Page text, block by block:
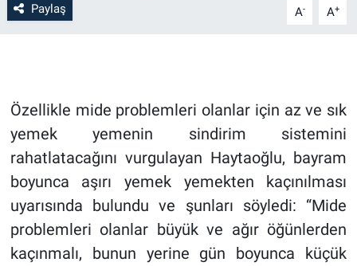
Paylaş A- A+
Özellikle mide problemleri olanlar için az ve sık
yemek yemenin sindirim sistemini
rahatlatacağını vurgulayan Haytaoğlu, bayram
boyunca aşırı yemek yemekten kaçınılması
uyarısında bulundu ve şunları söyledi: “Mide
problemleri olanlar büyük ve ağır öğünlerden
kaçınmalı, bunun yerine gün boyunca küçük